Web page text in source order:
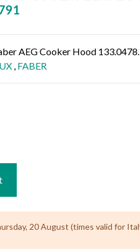
AEG Cooker Hood
FABER
20 August (times valid for